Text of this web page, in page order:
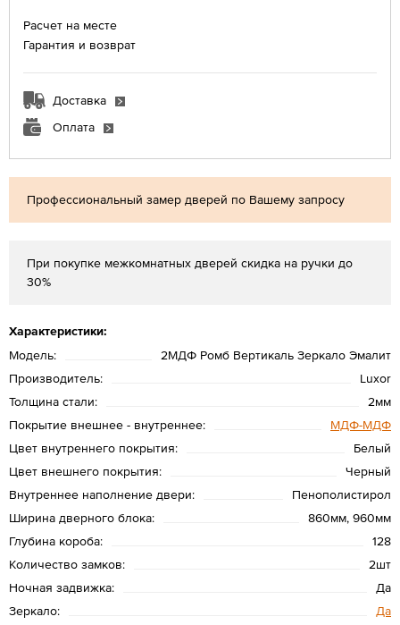
Профессиональный замер дверей по Вашему запросу
При покупке межкомнатных дверей скидка на ручки до
30%
Характеристики:
Модель:
2МДФ Ромб Вертикаль Зеркало Эмалит
Производитель:
Luxor
Толщина стали:
2мм
Покрытие внешнее - внутреннее:
МДФ-МДФ
Цвет внутреннего покрытия:
Белый
Цвет внешнего покрытия:
Черный
Внутреннее наполнение двери:
Пенополистирол
Ширина дверного блока:
860мм, 960мм
Глубина короба:
128
Количество замков:
2шт
Ночная задвижка:
Да
Зеркало:
Да
Расчет на месте
Гарантия и возврат
Доставка
Оплата